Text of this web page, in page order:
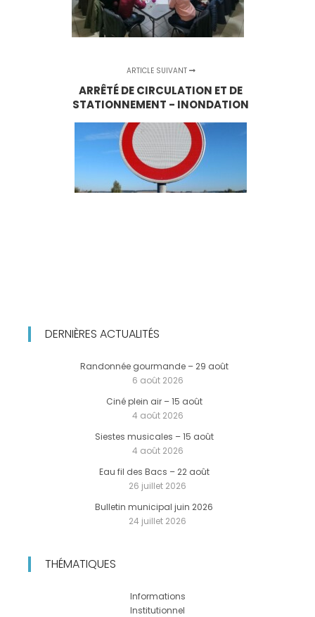
ARTICLE SUIVANT
ARRÊTÉ DE CIRCULATION ET DE
STATIONNEMENT - INONDATION
DERNIÈRES ACTUALITÉS
Randonnée gourmande – 29 août
6 août 2026
Ciné plein air – 15 août
4 août 2026
Siestes musicales – 15 août
4 août 2026
Eau fil des Bacs – 22 août
26 juillet 2026
Bulletin municipal juin 2026
24 juillet 2026
THÉMATIQUES
Informations
Institutionnel